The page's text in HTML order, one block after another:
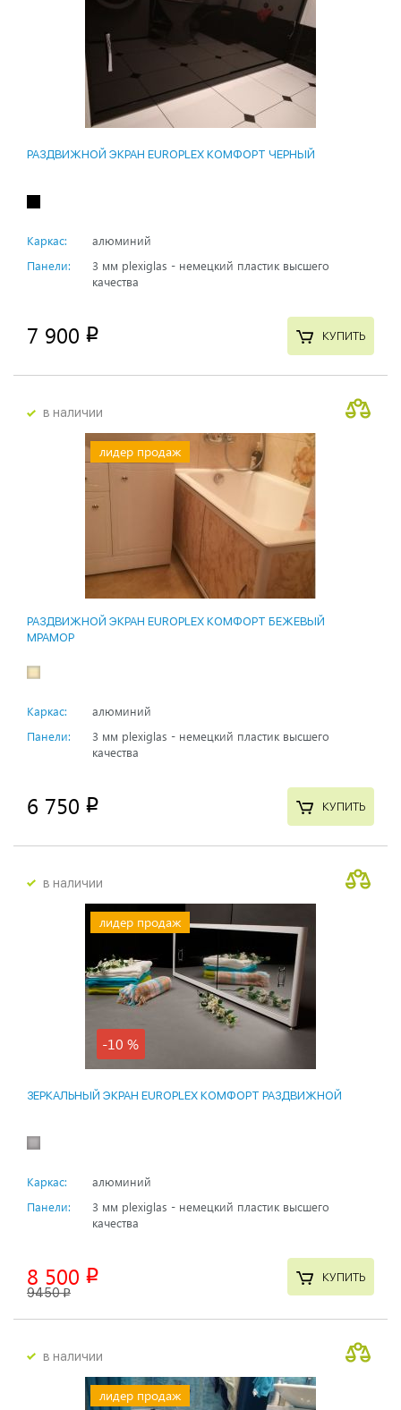
РАЗДВИЖНОЙ ЭКРАН EUROPLEX КОМФОРТ ЧЕРНЫЙ
Каркас:
алюминий
Панели:
3 мм plexiglas - немецкий пластик высшего
качества
7 900 p КУПИТЬ
в наличии
лидер продаж
РАЗДВИЖНОЙ ЭКРАН EUROPLEX КОМФОРТ БЕЖЕВЫЙ
МРАМОР
Каркас:
алюминий
Панели:
3 мм plexiglas - немецкий пластик высшего
качества
6 750 p КУПИТЬ
в наличии
лидер продаж
-10 %
ЗЕРКАЛЬНЫЙ ЭКРАН EUROPLEX КОМФОРТ РАЗДВИЖНОЙ
Каркас:
алюминий
Панели:
3 мм plexiglas - немецкий пластик высшего
качества
8 500 p
9450p
КУПИТЬ
в наличии
лидер продаж